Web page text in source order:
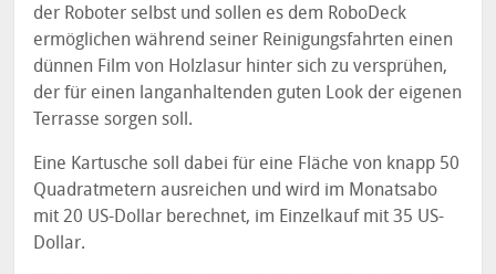
der Roboter selbst und sollen es dem RoboDeck
ermöglichen während seiner Reinigungsfahrten einen
dünnen Film von Holzlasur hinter sich zu versprühen,
der für einen langanhaltenden guten Look der eigenen
Terrasse sorgen soll.
Eine Kartusche soll dabei für eine Fläche von knapp 50
Quadratmetern ausreichen und wird im Monatsabo
mit 20 US-Dollar berechnet, im Einzelkauf mit 35 US-
Dollar.